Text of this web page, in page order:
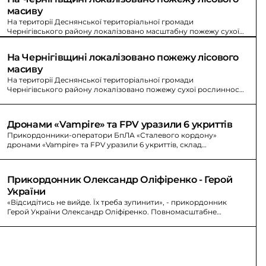
масиву
На території Деснянської територіальної громади
Чернігівського району локалізовано масштабну пожежу сухої
рослинності та самосійних насаджень. Загальна площа - 350 га.
На Чернігівщині локалізовано пожежу лісового
масиву
На території Деснянської територіальної громади
Чернігівського району локалізовано пожежу сухої рослинності.
Дронами «Vampire» та FPV уразили 6 укриттів
Прикордонники-оператори БпЛА «Сталевого кордону»
дронами «Vampire» та FPV уразили 6 укриттів, склад
Прикордонник Олександр Оліфіренко - Герой
України
«Відсидітись не вийде. Їх треба зупинити», - прикордонник
Герой України Олександр Оліфіренко. Повномасштабне